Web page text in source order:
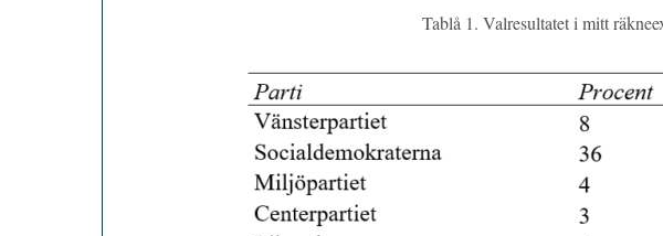
Tablå 1. Valresultatet i mitt